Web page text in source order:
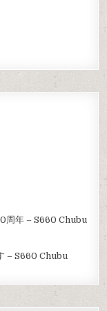
周年 – S660 Chubu
– S660 Chubu